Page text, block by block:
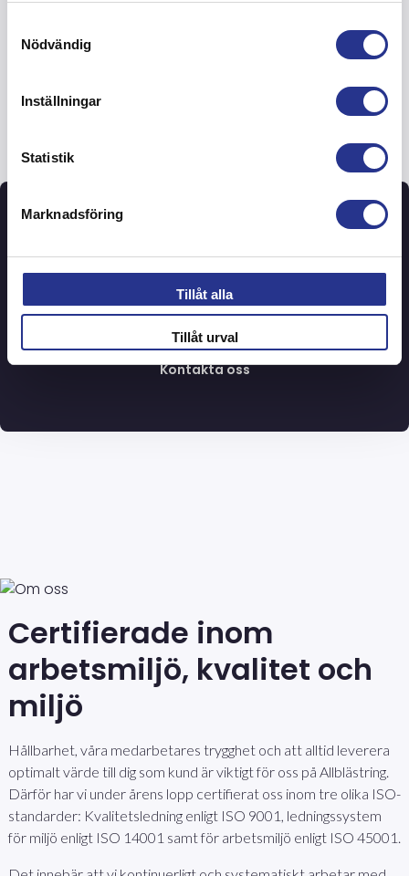
Nödvändig
Inställningar
Statistik
Marknadsföring
Tillåt alla
Tillåt urval
Välkommen och diskutera
smarta lösningar för ditt
projekt
Kontakta oss
Certifierade inom
arbetsmiljö, kvalitet och
miljö
Hållbarhet, våra medarbetares trygghet och att alltid leverera
optimalt värde till dig som kund är viktigt för oss på Allblästring.
Därför har vi under årens lopp certifierat oss inom tre olika ISO-
standarder: Kvalitetsledning enligt ISO 9001, ledningssystem
för miljö enligt ISO 14001 samt för arbetsmiljö enligt ISO 45001.